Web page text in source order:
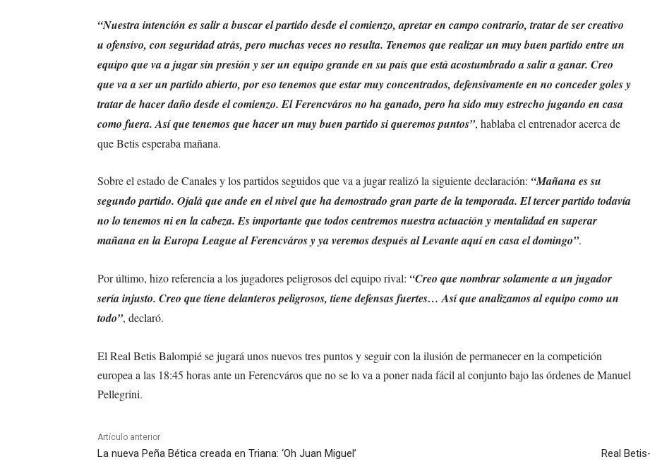
“Nuestra intención es salir a buscar el partido desde el comienzo, apretar en campo contrario, tratar de ser creativo
u ofensivo, con seguridad atrás, pero muchas veces no resulta. Tenemos que realizar un muy buen partido entre un
equipo que va a jugar sin presión y ser un equipo grande en su país que está acostumbrado a salir a ganar. Creo
que va a ser un partido abierto, por eso tenemos que estar muy concentrados, defensivamente en no conceder goles y
tratar de hacer daño desde el comienzo. El Ferencváros no ha ganado, pero ha sido muy estrecho jugando en casa
como fuera. Así que tenemos que hacer un muy buen partido si queremos puntos”, hablaba el entrenador acerca de
que Betis esperaba mañana.
Sobre el estado de Canales y los partidos seguidos que va a jugar realizó la siguiente declaración: “Mañana es su
segundo partido. Ojalá que ande en el nivel que ha demostrado gran parte de la temporada. El tercer partido todavía
no lo tenemos ni en la cabeza. Es importante que todos centremos nuestra actuación y mentalidad en superar
mañana en la Europa League al Ferencváros y ya veremos después al Levante aquí en casa el domingo”.
Por último, hizo referencia a los jugadores peligrosos del equipo rival: “Creo que nombrar solamente a un jugador
sería injusto. Creo que tiene delanteros peligrosos, tiene defensas fuertes… Así que analizamos al equipo como un
todo”, declaró.
El Real Betis Balompié se jugará unos nuevos tres puntos y seguir con la ilusión de permanecer en la competición
europea a las 18:45 horas ante un Ferencváros que no se lo va a poner nada fácil al conjunto bajo las órdenes de Manuel
Pellegrini.
Artículo anterior
La nueva Peña Bética creada en Triana: ‘Oh Juan Miguel’ Real